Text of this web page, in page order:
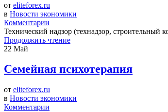
от eliteforex.ru
в Новости экономики
Комментарии
Технический надзор (технадзор, строительный
Продолжить чтение
22 Май
Семейная психотерапия
от eliteforex.ru
в Новости экономики
Комментарии